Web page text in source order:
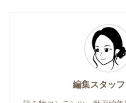
編集スタッ